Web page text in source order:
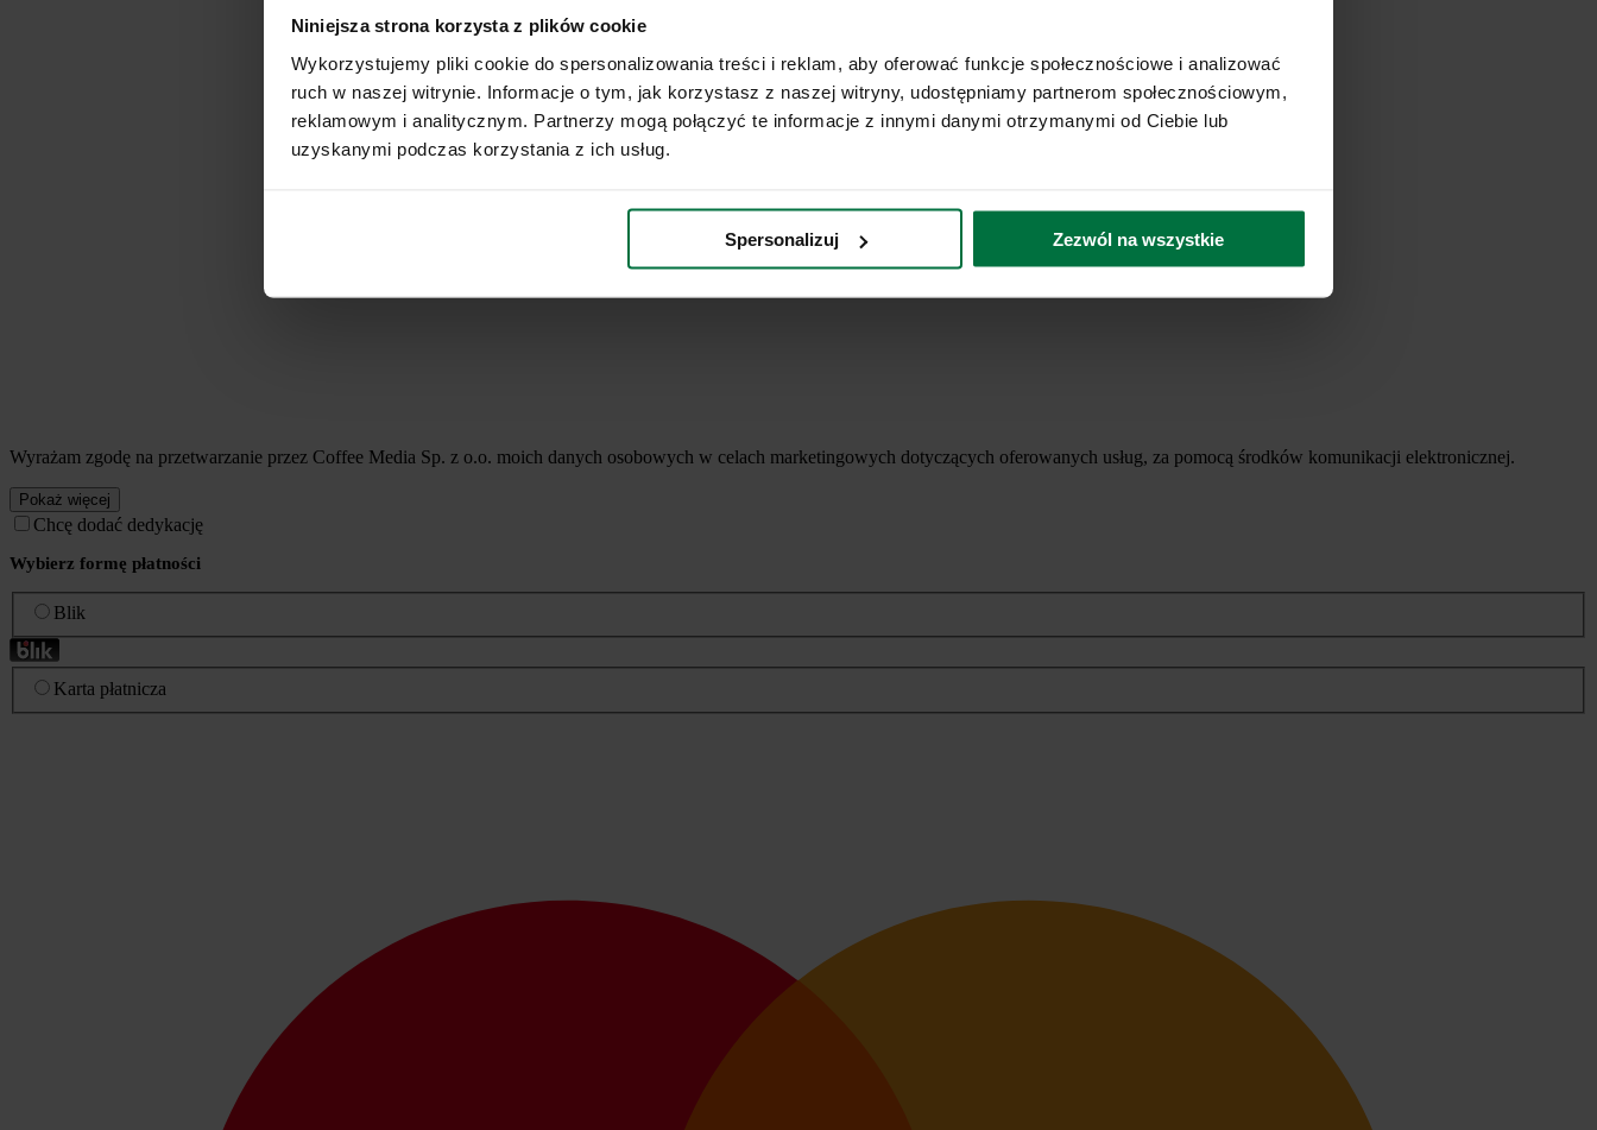
Niniejsza strona korzysta z plików cookie
Wykorzystujemy pliki cookie do spersonalizowania treści i reklam, aby oferować funkcje społecznościowe i analizować
ruch w naszej witrynie. Informacje o tym, jak korzystasz z naszej witryny, udostępniamy partnerom społecznościowym,
reklamowym i analitycznym. Partnerzy mogą połączyć te informacje z innymi danymi otrzymanymi od Ciebie lub
uzyskanymi podczas korzystania z ich usług.
Spersonalizuj Zezwól na wszystkie
Wyrażam zgodę na przetwarzanie przez Coffee Media Sp. z o.o. moich danych osobowych w celach marketingowych dotyczących oferowanych usług, za pomocą środków komunikacji elektronicznej.
Pokaż więcej
Chcę dodać dedykację
Wybierz formę płatności
Blik
Karta płatnicza